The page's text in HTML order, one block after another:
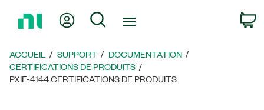
page
d’accueil
Mon compteRechercher
ACCUEIL SUPPORT
DOCUMENTATION
CERTIFICATIONS DE PRODUITS
PXIE-4144 CERTIFICATIONS DE PRODUITS